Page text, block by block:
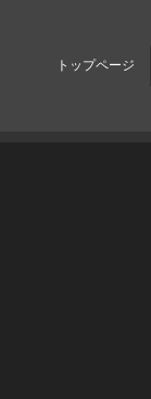
トップページ